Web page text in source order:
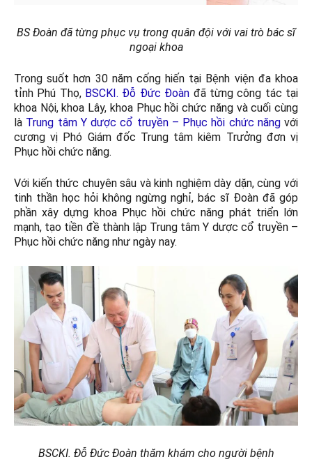
BS Đoàn đã từng phục vụ trong quân đội với vai trò bác sĩ
ngoại khoa
Trong suốt hơn 30 năm cống hiến tại Bệnh viện đa khoa
tỉnh Phú Thọ, BSCKI. Đỗ Đức Đoàn đã từng công tác tại
khoa Nội, khoa Lây, khoa Phục hồi chức năng và cuối cùng
là Trung tâm Y dược cổ truyền – Phục hồi chức năngvới
cương vị Phó Giám đốc Trung tâm kiêm Trưởng đơn vị
Phục hồi chức năng.
Với kiến thức chuyên sâu và kinh nghiệm dày dặn, cùng với
tinh thần học hỏi không ngừng nghỉ, bác sĩ Đoàn đã góp
phần xây dựng khoa Phục hồi chức năng phát triển lớn
mạnh, tạo tiền đề thành lập Trung tâm Y dược cổ truyền –
Phục hồi chức năng như ngày nay.
BSCKI. Đỗ Đức Đoàn thăm khám cho người bệnh